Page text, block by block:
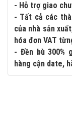
- Hỗ trợ giao
- Tất cả các
của nhà sản
hóa đơn VAT
- Đền bù 300%
hàng cận date,